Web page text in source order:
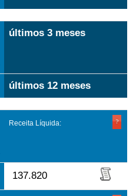
últimos 3 meses
últimos 12 meses
Receita Líquida:
137.820